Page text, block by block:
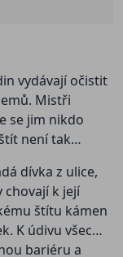
vydávají očistit
Mistři
se jim nikdo
není tak
dívka z ulice,
chovají k její
štítu kámen
K údivu všech
bariéru a